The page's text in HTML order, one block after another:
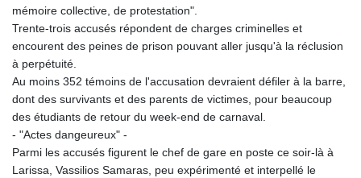
mémoire collective, de protestation".
Trente-trois accusés répondent de charges criminelles et
encourent des peines de prison pouvant aller jusqu'à la réclusion
à perpétuité.
Au moins 352 témoins de l'accusation devraient défiler à la barre,
dont des survivants et des parents de victimes, pour beaucoup
des étudiants de retour du week-end de carnaval.
- "Actes dangeureux" -
Parmi les accusés figurent le chef de gare en poste ce soir-là à
Larissa, Vassilios Samaras, peu expérimenté et interpellé le